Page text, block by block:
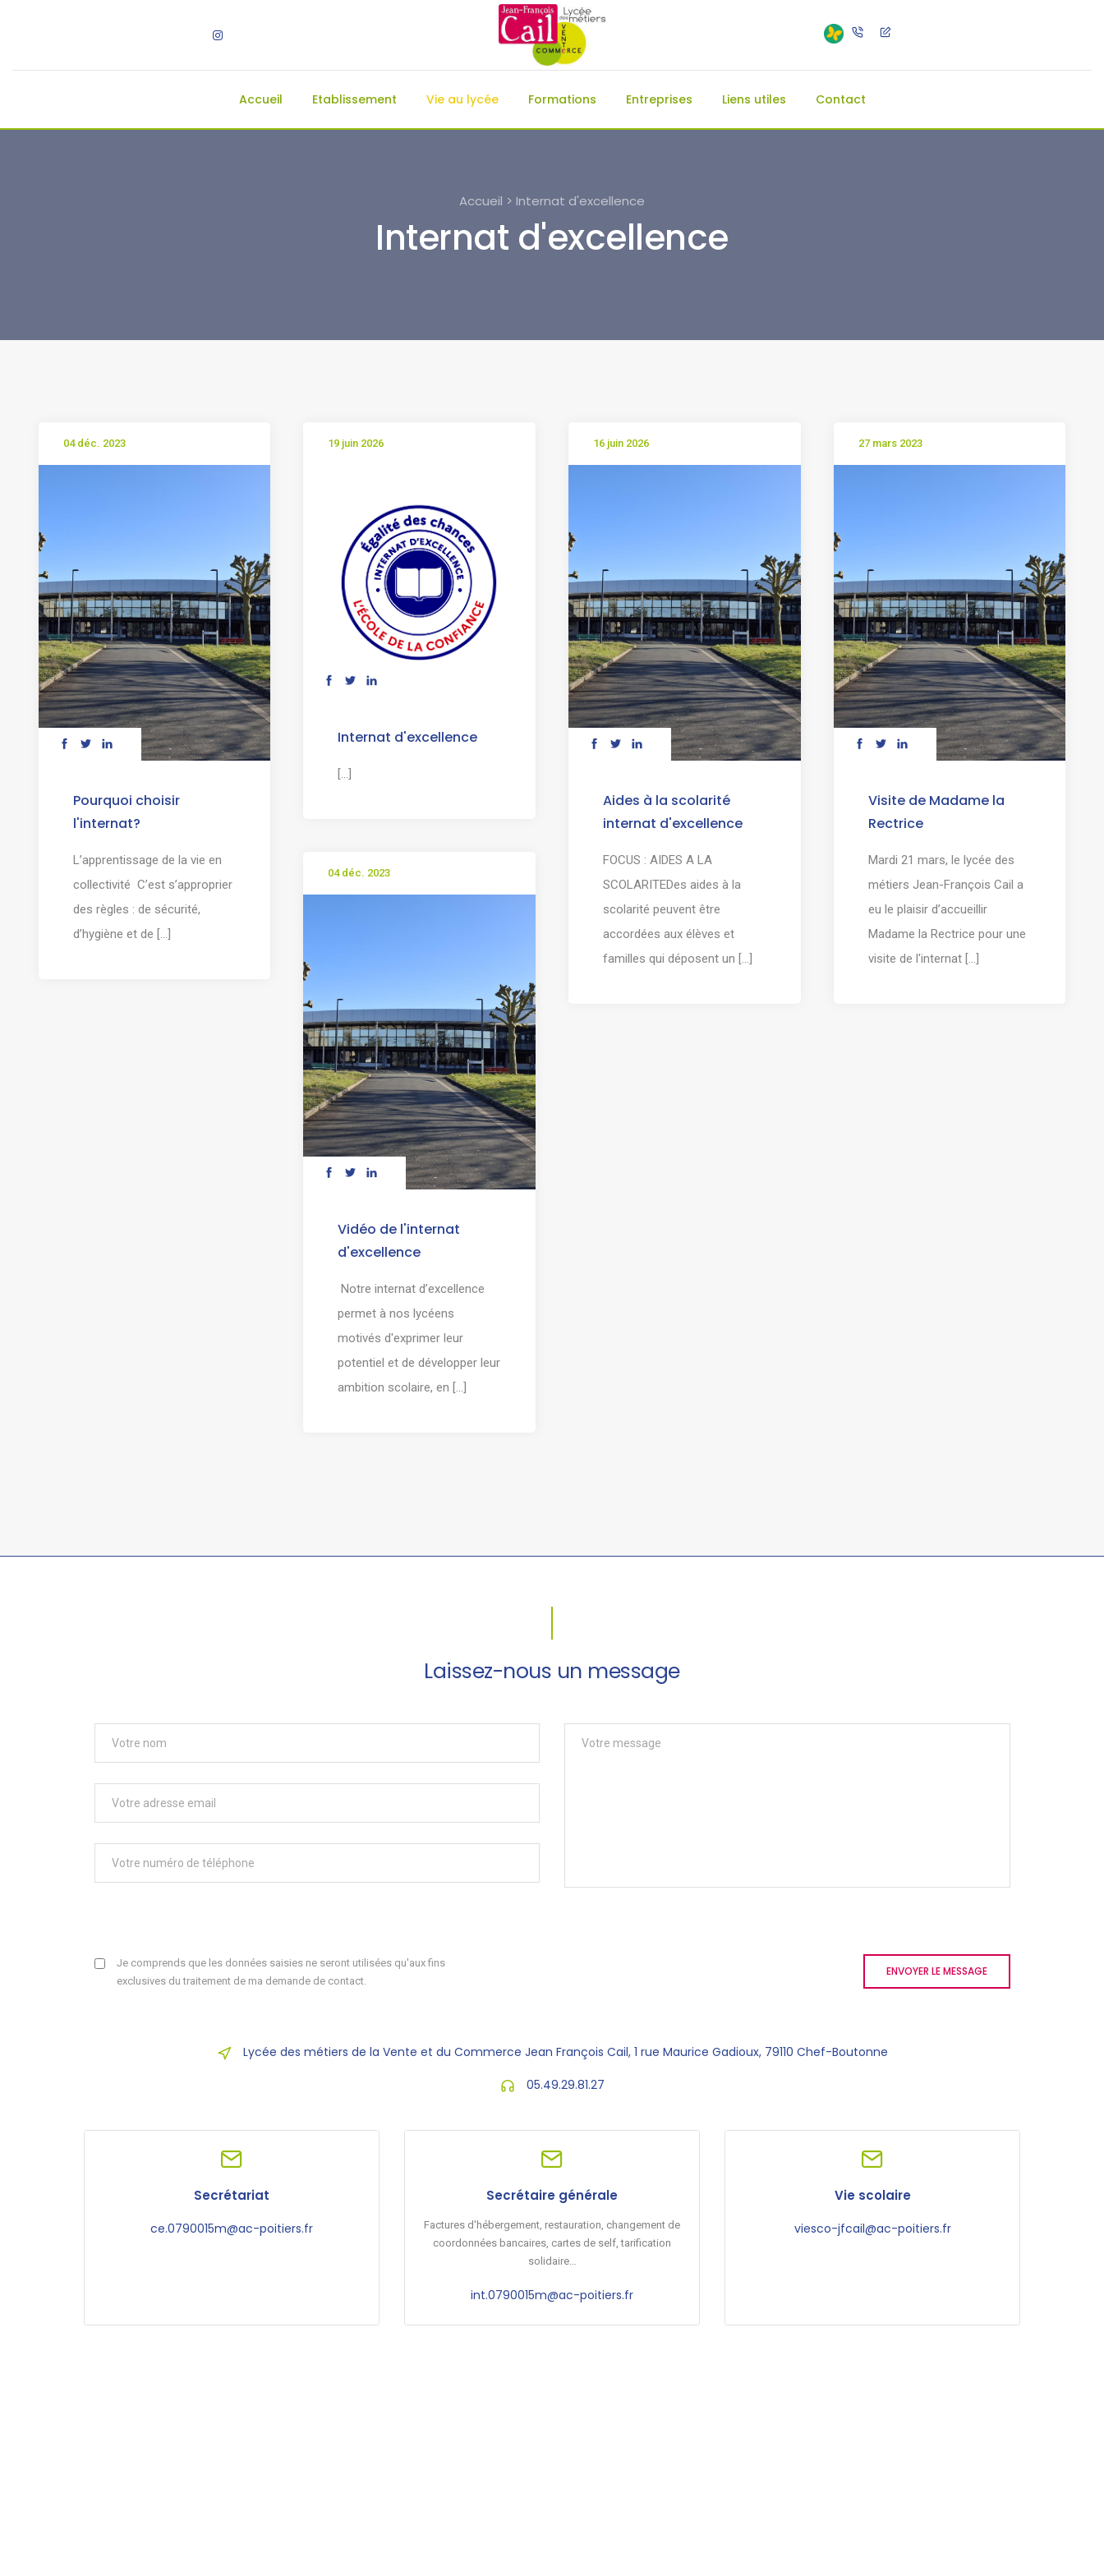
Accueil Etablissement Vie au lycée Formations Entreprises Liens utiles Contact
Accueil > Internat d'excellence
Internat d'excellence
04 déc. 2023
Pourquoi choisir
l'internat?
L’apprentissage de la vie en
collectivité C’est s’approprier
des règles : de sécurité,
d’hygiène et de [...]
19 juin 2026
Internat d'excellence
[...]
16 juin 2026
Aides à la scolarité
internat d'excellence
FOCUS : AIDES A LA
SCOLARITEDes aides à la
scolarité peuvent être
accordées aux élèves et
familles qui déposent un [...]
27 mars 2023
Visite de Madame la
Rectrice
Mardi 21 mars, le lycée des
métiers Jean-François Cail a
eu le plaisir d’accueillir
Madame la Rectrice pour une
visite de l'internat [...]
04 déc. 2023
Vidéo de l'internat
d'excellence
Notre internat d’excellence
permet à nos lycéens
motivés d'exprimer leur
potentiel et de développer leur
ambition scolaire, en [...]
Laissez-nous un message
Je comprends que les données saisies ne seront utilisées qu'aux fins
exclusives du traitement de ma demande de contact.
ENVOYER LE MESSAGE
Lycée des métiers de la Vente et du Commerce Jean François Cail, 1 rue Maurice Gadioux, 79110 Chef-Boutonne
05.49.29.81.27
Secrétariat
ce.0790015m@ac-poitiers.fr
Secrétaire générale
Factures d'hébergement, restauration, changement de
coordonnées bancaires, cartes de self, tarification
solidaire…
int.0790015m@ac-poitiers.fr
Vie scolaire
viesco-jfcail@ac-poitiers.fr